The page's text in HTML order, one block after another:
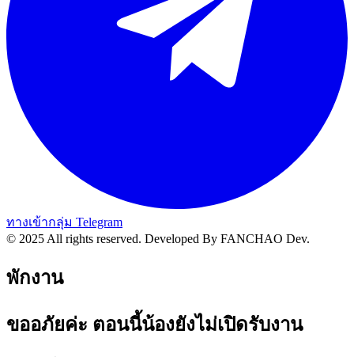
ทางเข้ากลุ่ม Telegram
© 2025 All rights reserved. Developed By FANCHAO Dev.
พักงาน
ขออภัยค่ะ ตอนนี้น้องยังไม่เปิดรับงาน